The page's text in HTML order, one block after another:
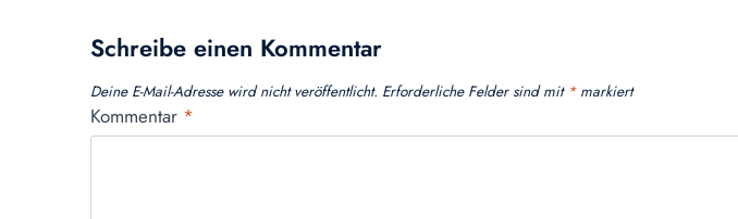
Schreibe einen Kommentar
Deine E-Mail-Adresse wird nicht veröffentlicht. Erforderliche Felder sind mit *markiert
Kommentar *